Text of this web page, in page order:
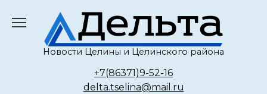
содержанию
Новости Целины и Целинского района
+7(86371)9-52-16
delta.tselina@mail.ru